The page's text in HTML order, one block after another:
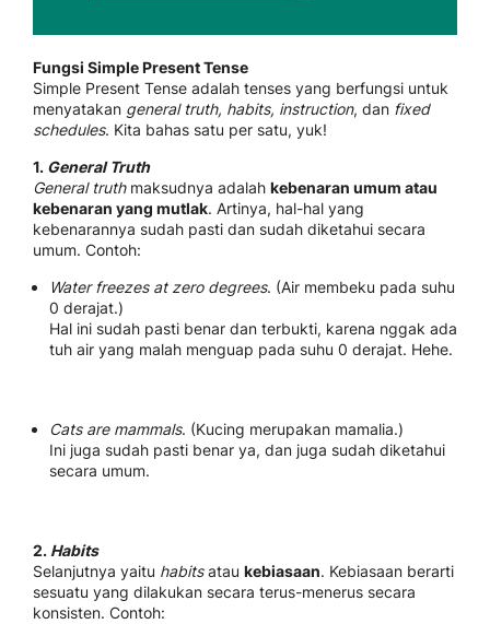
Fungsi Simple Present Tense
Simple Present Tense adalah tenses yang berfungsi untuk
menyatakan general truth, habits, instruction, dan fixed
schedules. Kita bahas satu per satu, yuk!
1. General Truth
General truthmaksudnya adalah kebenaran umum atau
kebenaran yang mutlak. Artinya, hal-hal yang
kebenarannya sudah pasti dan sudah diketahui secara
umum. Contoh:
Water freezes at zero degrees. (Air membeku pada suhu
0 derajat.)
Hal ini sudah pasti benar dan terbukti, karena nggak ada
tuh air yang malah menguap pada suhu 0 derajat. Hehe.
Cats are mammals. (Kucing merupakan mamalia.)
Ini juga sudah pasti benar ya, dan juga sudah diketahui
secara umum.
2. Habits
Selanjutnya yaitu habitsatau kebiasaan. Kebiasaan berarti
sesuatu yang dilakukan secara terus-menerus secara
konsisten. Contoh: